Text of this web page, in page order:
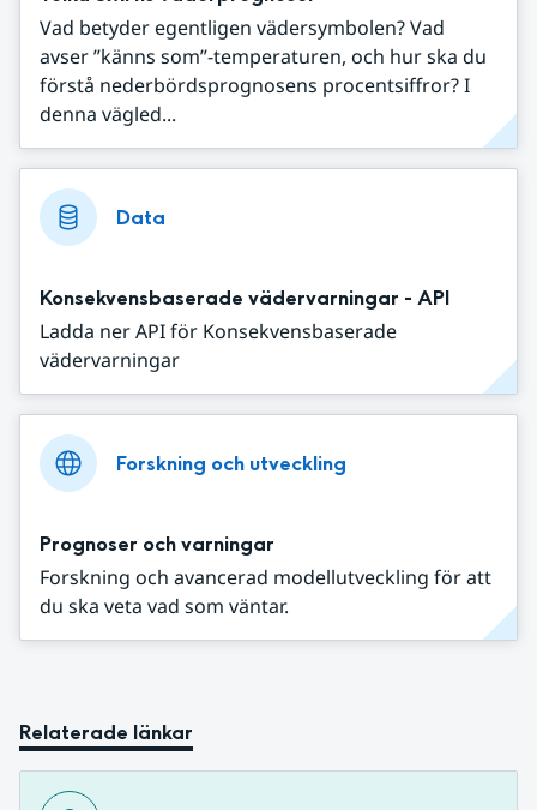
Vad betyder egentligen vädersymbolen? Vad
avser ”känns som”-temperaturen, och hur ska du
förstå nederbördsprognosens procentsiffror? I
denna vägled...
Data
Konsekvensbaserade vädervarningar - API
Ladda ner API för Konsekvensbaserade
vädervarningar
Forskning och utveckling
Prognoser och varningar
Forskning och avancerad modellutveckling för att
du ska veta vad som väntar.
Relaterade länkar